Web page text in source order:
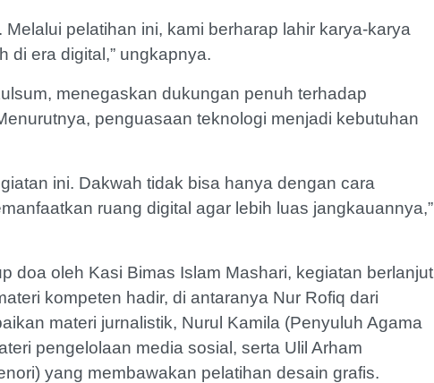
pelatihan ini, kami berharap lahir karya-karya
di era digital,” ungkapnya.
menegaskan dukungan penuh terhadap
penguasaan teknologi menjadi kebutuhan
ini. Dakwah tidak bisa hanya dengan cara
ruang digital agar lebih luas jangkauannya,”
doa oleh Kasi Bimas Islam Mashari, kegiatan berlanjut
kompeten hadir, di antaranya Nur Rofiq dari
materi jurnalistik, Nurul Kamila (Penyuluh Agama
pengelolaan media sosial, serta Ulil Arham
yang membawakan pelatihan desain grafis.